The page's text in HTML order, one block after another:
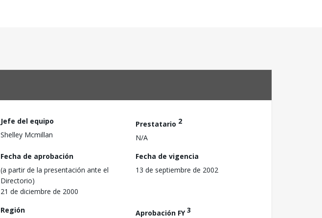
Jefe del equipo
Shelley Mcmillan
Prestatario 2
N/A
Fecha de aprobación
(a partir de la presentación ante el
Directorio)
21 de diciembre de 2000
Fecha de vigencia
13 de septiembre de 2002
Región
Aprobación FY3